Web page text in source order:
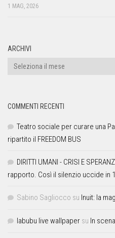
1 MAG, 2026
ARCHIVI
COMMENTI RECENTI
Teatro sociale per curare una
ripartito il FREEDOM BUS
DIRITTI UMANI - CRISI E
rapporto. Così il silenzio uccide in
Sabino Sagliocco su Inuit: la
labubu live wallpaper su In